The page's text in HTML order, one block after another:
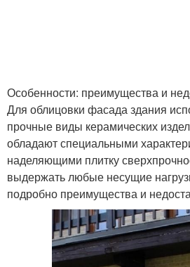
Особенности: преимущества и
Для облицовки фасада здания
прочные виды керамических
обладают специальными
наделяющими плитку
выдержать любые несущие
подробно преимущества и